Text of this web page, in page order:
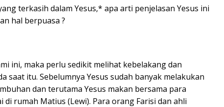
terkasih dalam Yesus,* apa arti penjelasan Yesus ini
hal berpuasa ?
ini, maka perlu sedikit melihat kebelakang dan
saat itu. Sebelumnya Yesus sudah banyak melakukan
dan terutama Yesus makan bersama para
di rumah Matius (Lewi). Para orang Farisi dan ahli